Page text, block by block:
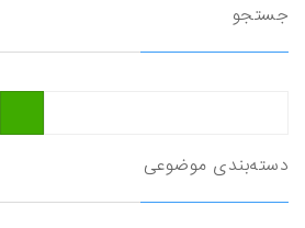
جستجو
دسته‌بندی موضوعی